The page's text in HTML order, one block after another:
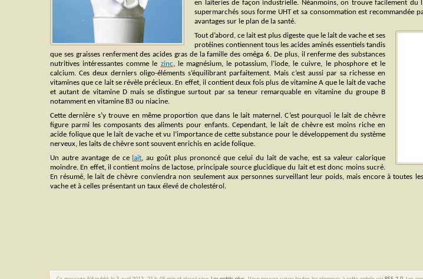
en laiteries de façon industrielle. Néanmoins, on trouve facilement du
supermarchés sous forme UHT et sa consommation est recommandée
avantages sur le plan de la santé.
Tout d’abord, ce lait est plus digeste que le lait de vache et ses
protéines contiennent tous les acides aminés essentiels tandis
que ses graisses renferment des acides gras de la famille des oméga 6. De plus, il renferme des substances
nutritives intéressantes comme le zinc, le magnésium, le potassium, l’iode, le cuivre, le phosphore et le
calcium. Ces deux derniers oligo-éléments s’équilibrant parfaitement. Mais c’est aussi par sa richesse en
vitamines que ce lait se révèle précieux. En effet, il contient deux fois plus de vitamine A que le lait de vache
et autant de vitamine D mais se distingue surtout par sa teneur remarquable en vitamine du groupe B
notamment en vitamine B3 ou niacine.
Cette dernière s’y trouve en même proportion que dans le lait maternel. C’est pourquoi le lait de chèvre
figure parmi les composants des aliments pour enfants. Cependant, le lait de chèvre est moins riche en
acide folique que le lait de vache et vu l’importance de cette substance pour le développement du système
nerveux, les laits de chèvre sont souvent enrichis en acide folique.
Un autre avantage de ce lait, au goût plus prononcé que celui du lait de vache, est sa valeur calorique
moindre. En effet, il contient moins de lactose, principale source glucidique du lait et est donc moins sucré.
En résumé, le lait de chèvre conviendra non seulement aux personnes surveillant leur poids, mais encore à toutes
vache et à celles présentant un taux élevé de cholestérol.